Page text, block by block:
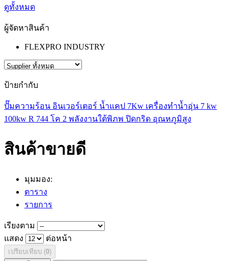
ดูทั้งหมด
ผู้จัดหาสินค้า
FLEXPRO INDUSTRY
ป้ายกำกับ
ปั๊มความร้อน อินเวอร์เตอร์ น้ำแคป 7Kw เครื่องทำน้ำอุ่น 7 kw
100kw R 744 โค 2 พลังงานใต้พิภพ ปิดกริด อุณหภูมิสูง
สินค้าขายดี
มุมมอง:
ตาราง
รายการ
เรียงตาม
แสดง
ต่อหน้า
เปรียบเทียบ (0)